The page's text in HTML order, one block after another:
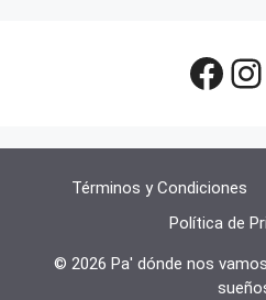
Términos y Condiciones
Política de
© 2026 Pa' dónde nos